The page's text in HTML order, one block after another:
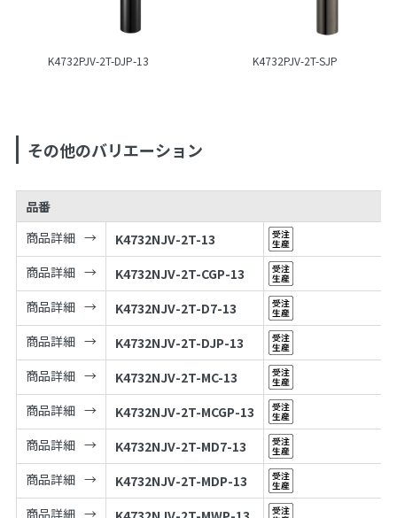
K4732PJV-2T-DJP-13 K4732PJV-2T-SJP
その他のバリエーション
品番
商品詳細
K4732NJV-2T-13
商品詳細
K4732NJV-2T-CGP-13
商品詳細
K4732NJV-2T-D7-13
商品詳細
K4732NJV-2T-DJP-13
商品詳細
K4732NJV-2T-MC-13
商品詳細
K4732NJV-2T-MCGP-13
商品詳細
K4732NJV-2T-MD7-13
商品詳細
K4732NJV-2T-MDP-13
商品詳細